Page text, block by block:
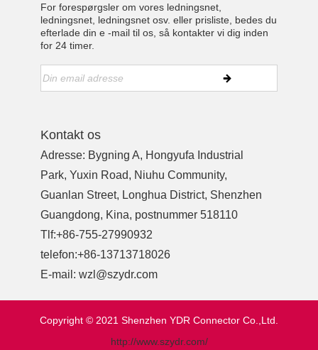
For forespørgsler om vores ledningsnet,
ledningsnet, ledningsnet osv. eller prisliste, bedes du
efterlade din e -mail til os, så kontakter vi dig inden
for 24 timer.
Kontakt os
Adresse: Bygning A, Hongyufa Industrial
Park, Yuxin Road, Niuhu Community,
Guanlan Street, Longhua District, Shenzhen
Guangdong, Kina, postnummer 518110
Tlf:+86-755-27990932
telefon:+86-13713718026
E-mail:wzl@szydr.com
Copyright © 2021 Shenzhen YDR Connector Co.,Ltd.
http://www.szydr.com/